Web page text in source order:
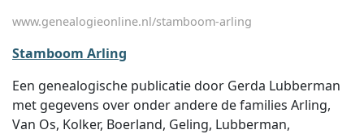
www.genealogieonline.nl/stamboom-arling
Stamboom Arling
Een genealogische publicatie door Gerda Lubberman
met gegevens over onder andere de families Arling,
Van Os, Kolker, Boerland, Geling, Lubberman,